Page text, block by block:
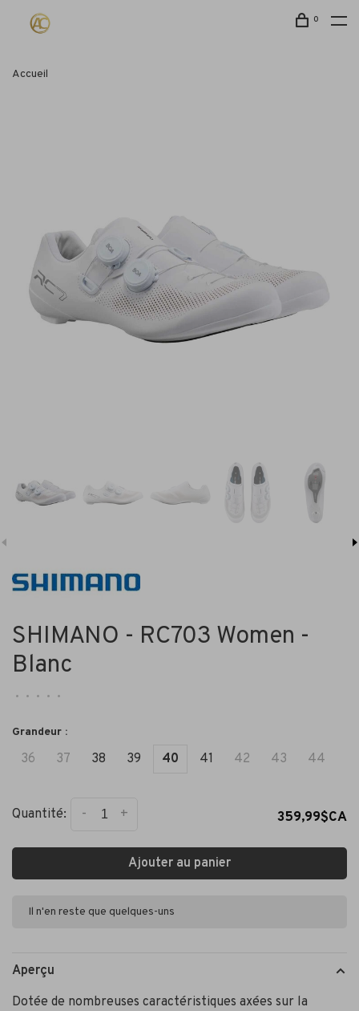
0
Accueil
SHIMANO - RC703 Women -
Blanc
• • • • •
Grandeur :
36 37 38 39 40 41 42 43 44
Quantité: +
- 359,99$CA
Ajouter au panier
Il n'en reste que quelques-uns
Aperçu
Dotée de nombreuses caractéristiques axées sur la